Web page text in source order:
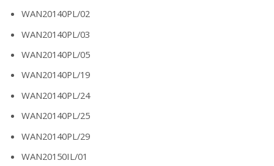
WAN20140PL/02
WAN20140PL/03
WAN20140PL/05
WAN20140PL/19
WAN20140PL/24
WAN20140PL/25
WAN20140PL/29
WAN20150IL/01